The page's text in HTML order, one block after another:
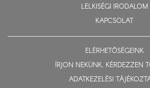
LELKISÉGI IRODALOM
KAPCSOLAT
ELÉRHETŐSÉGEINK
ÍRJON NEKÜNK, KÉRDEZZEN
ADATKEZELÉSI